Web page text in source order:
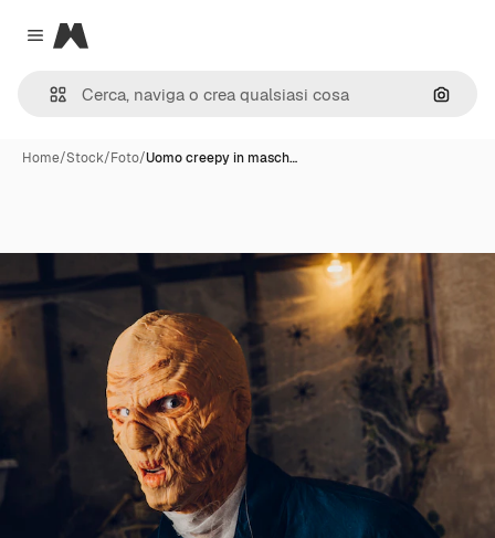
Close menu
Magnific
Cerca
Home/Stock/Foto/Uomo creepy in masch…